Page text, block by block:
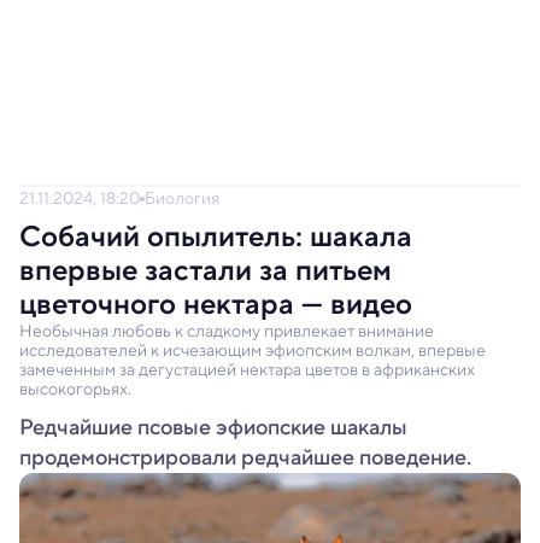
21.11.2024, 18:20 Биология
Собачий опылитель: шакала
впервые застали за питьем
цветочного нектара — видео
Необычная любовь к сладкому привлекает внимание
исследователей к исчезающим эфиопским волкам, впервые
замеченным за дегустацией нектара цветов в африканских
высокогорьях.
Редчайшие псовые эфиопские шакалы
продемонстрировали редчайшее поведение.